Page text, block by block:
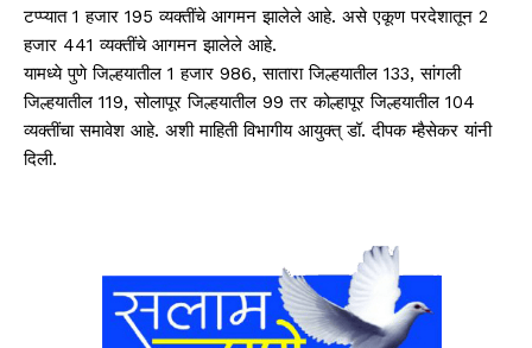
टप्प्यात 1 हजार 195 व्यक्तींचे आगमन झालेले आहे. असे एकूण परदेशातून 2
हजार 441 व्यक्तींचे आगमन झालेले आहे.
यामध्ये पुणे जिल्हयातील 1 हजार 986, सातारा जिल्हयातील 133, सांगली
जिल्हयातील 119, सोलापूर जिल्हयातील 99 तर कोल्हापूर जिल्हयातील 104
व्यक्तींचा समावेश आहे. अशी माहिती विभागीय आयुक्त् डॉ. दीपक म्हैसेकर यांनी
दिली.